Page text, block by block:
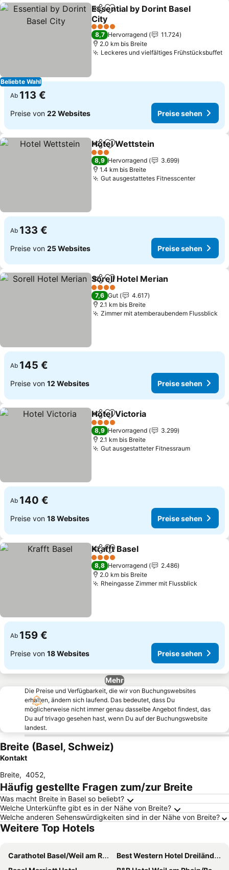
Beliebte Wahl
TeilenZu Favoriten hinzufügen
Essential by Dorint Basel
City
4 Sterne
8,7 Hervorragend
11.724
2.0 km bis Breite
Leckeres und vielfältiges Frühstücksbuffet
Ab 113 €
Preise von 22 Websites Preise sehen
TeilenZu Favoriten hinzufügen
Hotel Wettstein
3 Sterne
8,9 Hervorragend
3.699
1.4 km bis Breite
Gut ausgestattetes Fitnesscenter
Ab 133 €
Preise von 25 Websites Preise sehen
TeilenZu Favoriten hinzufügen
Sorell Hotel Merian
4 Sterne
7,6 Gut
4.617
2.1 km bis Breite
Zimmer mit atemberaubendem Flussblick
Ab 145 €
Preise von 12 Websites Preise sehen
TeilenZu Favoriten hinzufügen
Hotel Victoria
4 Sterne
8,9 Hervorragend
3.299
2.1 km bis Breite
Gut ausgestatteter Fitnessraum
Ab 140 €
Preise von 18 Websites Preise sehen
TeilenZu Favoriten hinzufügen
Krafft Basel
4 Sterne
8,8 Hervorragend
2.486
2.0 km bis Breite
Rheingasse Zimmer mit Flussblick
Ab 159 €
Preise von 18 Websites Preise sehen
Mehr
Die Preise und Verfügbarkeit, die wir von Buchungswebsites
erhalten, ändern sich laufend. Das bedeutet, dass Du
möglicherweise nicht immer genau dasselbe Angebot findest, das
Du auf trivago gesehen hast, wenn Du auf der Buchungswebsite
landest.
Breite (Basel, Schweiz)
Kontakt
Breite, 4052,
Häufig gestellte Fragen zum/zur Breite
Was macht Breite in Basel so beliebt?
Welche Unterkünfte gibt es in der Nähe von Breite?
Welche anderen Sehenswürdigkeiten sind in der Nähe von Breite?
Weitere Top Hotels
Carathotel Basel/Weil am Rhein
Best Western Hotel Dreiländerbrücke